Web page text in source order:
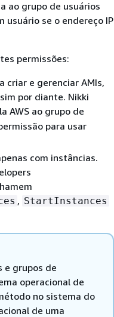
ao grupo de usuários
usuário se o endereço IP
permissões:
criar e gerenciar AMIs,
por diante. Nikki
AWS ao grupo de
para usar
com instâncias.
, StartInstances
e grupos de
operacional de
no sistema do
de uma